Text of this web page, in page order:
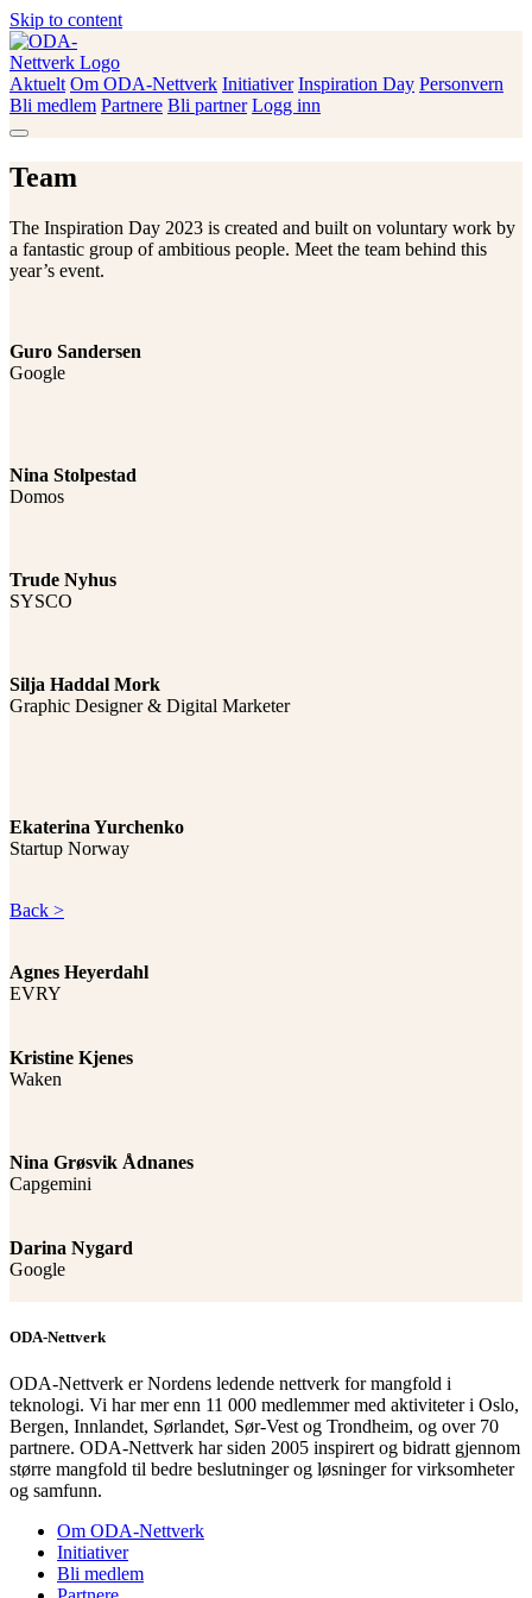
Skip to content
ODA-Nettverk
Aktuelt Om ODA-Nettverk Initiativer Inspiration Day Personvern
Bli medlem Partnere Bli partner Logg inn
Team
The Inspiration Day 2023 is created and built on voluntary work by
a fantastic group of ambitious people. Meet the team behind this
year’s event.
Guro Sandersen
Google
Nina Stolpestad
Domos
Trude Nyhus
SYSCO
Silja Haddal Mork
Graphic Designer & Digital Marketer
Ekaterina Yurchenko
Startup Norway
Back >
Agnes Heyerdahl
EVRY
Kristine Kjenes
Waken
Nina Grøsvik Ådnanes
Capgemini
Darina Nygard
Google
ODA-Nettverk
ODA-Nettverk er Nordens ledende nettverk for mangfold i
teknologi. Vi har mer enn 11 000 medlemmer med aktiviteter i Oslo,
Bergen, Innlandet, Sørlandet, Sør-Vest og Trondheim, og over 70
partnere. ODA-Nettverk har siden 2005 inspirert og bidratt gjennom
større mangfold til bedre beslutninger og løsninger for virksomheter
og samfunn.
Om ODA-Nettverk
Initiativer
Bli medlem